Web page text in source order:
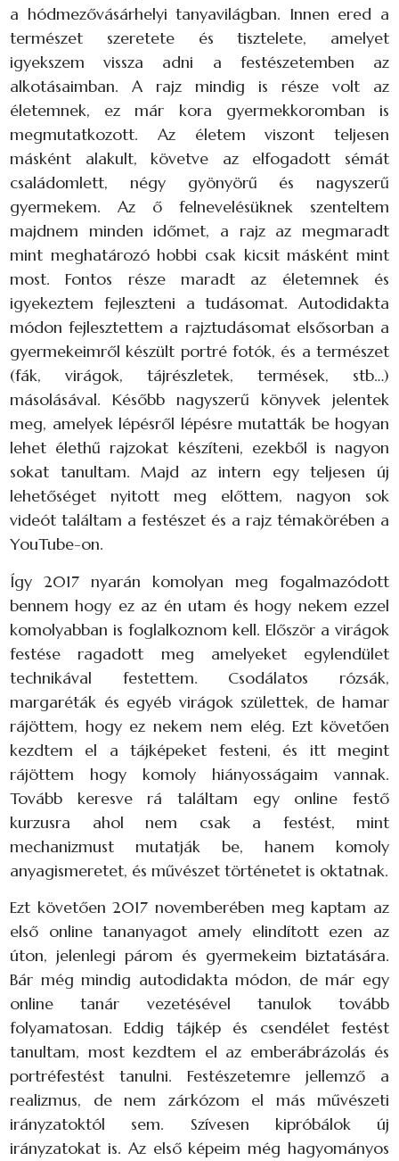
a hódmezővásárhelyi tanyavilágban. Innen ered a
természet szeretete és tisztelete, amelyet
igyekszem vissza adni a festészetemben az
alkotásaimban. A rajz mindig is része volt az
életemnek, ez már kora gyermekkoromban is
megmutatkozott. Az életem viszont teljesen
másként alakult, követve az elfogadott sémát
családomlett, négy gyönyörű és nagyszerű
gyermekem. Az ő felnevelésüknek szenteltem
majdnem minden időmet, a rajz az megmaradt
mint meghatározó hobbi csak kicsit másként mint
most. Fontos része maradt az életemnek és
igyekeztem fejleszteni a tudásomat. Autodidakta
módon fejlesztettem a rajztudásomat elsősorban a
gyermekeimről készült portré fotók, és a természet
(fák, virágok, tájrészletek, termések, stb…)
másolásával. Később nagyszerű könyvek jelentek
meg, amelyek lépésről lépésre mutatták be hogyan
lehet élethű rajzokat készíteni, ezekből is nagyon
sokat tanultam. Majd az intern egy teljesen új
lehetőséget nyitott meg előttem, nagyon sok
videót találtam a festészet és a rajz témakörében a
YouTube-on.
Így 2017 nyarán komolyan meg fogalmazódott
bennem hogy ez az én utam és hogy nekem ezzel
komolyabban is foglalkoznom kell. Először a virágok
festése ragadott meg amelyeket egylendület
technikával festettem. Csodálatos rózsák,
margaréták és egyéb virágok születtek, de hamar
rájöttem, hogy ez nekem nem elég. Ezt követően
kezdtem el a tájképeket festeni, és itt megint
rájöttem hogy komoly hiányosságaim vannak.
Tovább keresve rá találtam egy online festő
kurzusra ahol nem csak a festést, mint
mechanizmust mutatják be, hanem komoly
anyagismeretet, és művészet történetet is oktatnak.
Ezt követően 2017 novemberében meg kaptam az
első online tananyagot amely elindított ezen az
úton, jelenlegi párom és gyermekeim biztatására.
Bár még mindig autodidakta módon, de már egy
online tanár vezetésével tanulok tovább
folyamatosan. Eddig tájkép és csendélet festést
tanultam, most kezdtem el az emberábrázolás és
portréfestést tanulni. Festészetemre jellemző a
realizmus, de nem zárkózom el más művészeti
irányzatoktól sem. Szívesen kipróbálok új
irányzatokat is. Az első képeim még hagyományos